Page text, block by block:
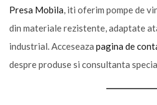
Presa Mobila, iti oferim pompe de
din materiale rezistente, adaptate
industrial. Acceseaza pagina de
despre produse si consultanta